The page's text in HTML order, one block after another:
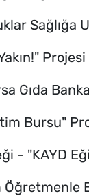
Sağlığa
Projesi
Gıda
Bursu"
- "KAYD
Öğretmenle